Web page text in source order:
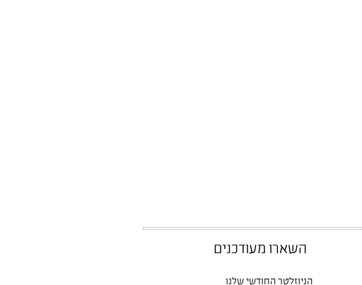
השארו מעודכנים
הניוזלטר החודשי שלנו